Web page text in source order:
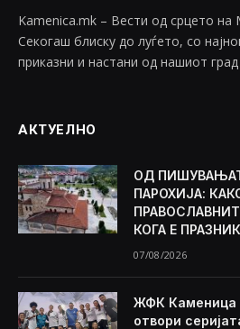
Kamenica.mk – Вести од срцето
Секогаш блиску до луѓето, со
приказни и настани од нашиот
АКТУЕЛНО
ОД
ПАРОХИЈА:
КОГА Е
07/08/2026
ЖФК Каменица
отвори